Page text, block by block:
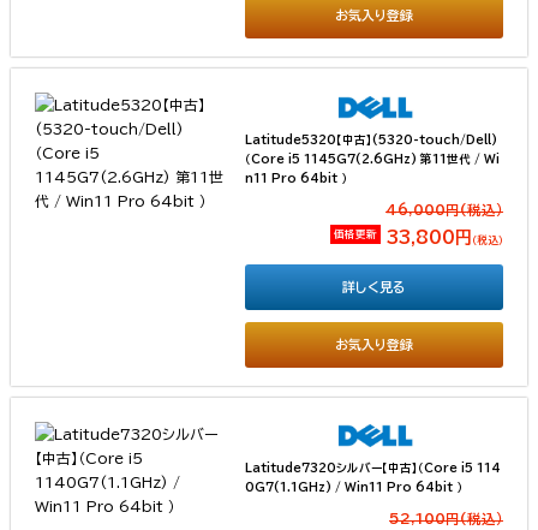
お気入り登録
Latitude5320【中古】(5320-touch/Dell)
（Core i5 1145G7(2.6GHz) 第11世代 / Wi
n11 Pro 64bit ）
46,000円(税込）
価格更新 33,800円 （税込）
お気入り登録
詳しく見る
Latitude7320シルバー【中古】（Core i5 114
0G7(1.1GHz) / Win11 Pro 64bit ）
52,100円(税込）